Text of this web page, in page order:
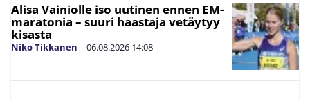
Alisa Vainiolle iso uutinen ennen EM-
maratonia – suuri haastaja vetäytyy
kisasta
Niko Tikkanen | 06.08.2026 14:08